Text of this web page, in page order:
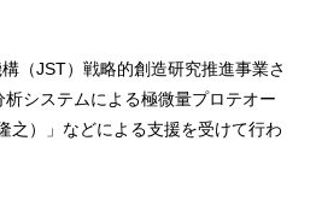
（JST）戦略的創造研究推進事業さ
システムによる極微量プロテオー
之）」などによる支援を受けて行わ